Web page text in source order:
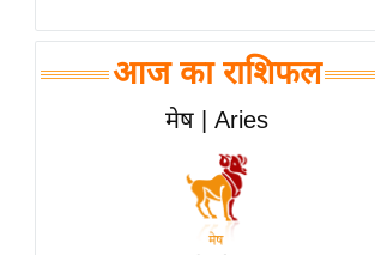
चाय पर
समीक्षा
आज का राशिफल
मेष | Aries